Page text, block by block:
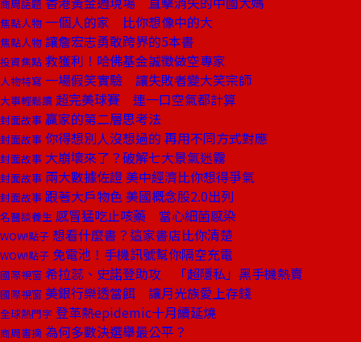
商周話題
焦點人物 一個人的家 比你想像中的大
焦點人物 讓詹宏志勇敢跨界的5本書
投資焦點 救獲利！哈佛基金誠徵做空專家
人物特寫 一場假笑實驗 讓失敗者變大笑宗師
大事輕鬆讀 超完美球賽 連一口空氣都計算
封面故事 贏家的第二層思考法
封面故事 你得想別人沒想過的 再用不同方式對應
封面故事 大崩壞來了？破解七大景氣迷霧
封面故事 兩大數據佐證 美中經濟比你想得爭氣
封面故事 跟著大戶物色 美國概念股2.0出列
名醫談養生 感冒猛吃止咳藥 當心細菌感染
WOW!點子 想看什麼書？這家書店比你清楚
WOW!點子 免電池！手機訊號幫你隔空充電
國際視窗 希拉蕊、史諾登助攻 「超隱私」黑手機熱賣
國際視窗 美銀行樂透當餌 讓月光族愛上存錢
全球熱門字 登革熱epidemic十月續延燒
商周書摘 為何多數決選舉最公平？